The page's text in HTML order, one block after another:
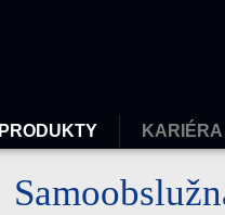
PRODUKTY KARIÉRA